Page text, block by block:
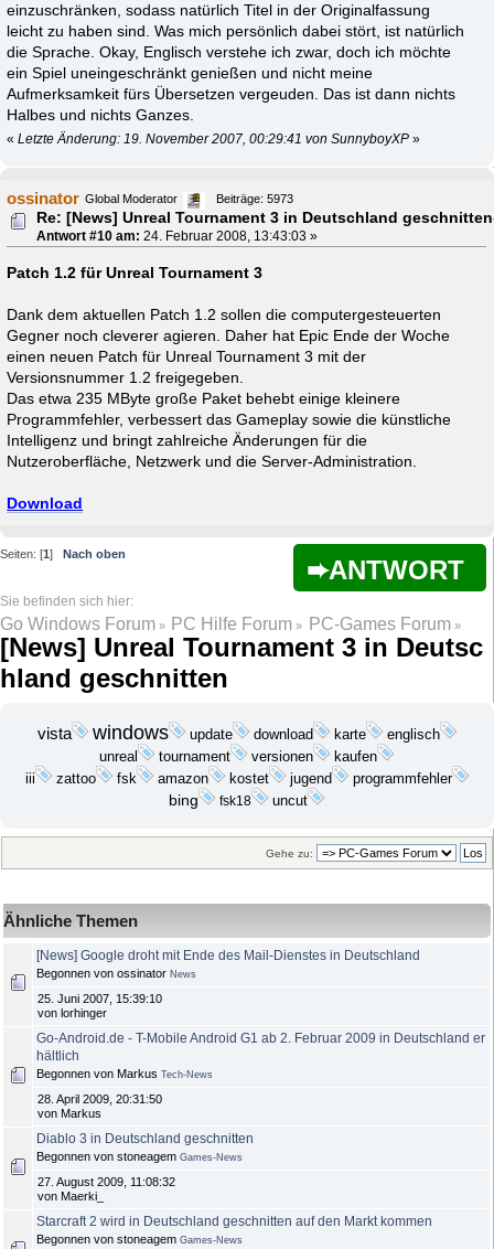
einzuschränken, sodass natürlich Titel in der Originalfassung
leicht zu haben sind. Was mich persönlich dabei stört, ist natürlich
die Sprache. Okay, Englisch verstehe ich zwar, doch ich möchte
ein Spiel uneingeschränkt genießen und nicht meine
Aufmerksamkeit fürs Übersetzen vergeuden. Das ist dann nichts
Halbes und nichts Ganzes.
«Letzte Änderung: 19. November 2007, 00:29:41 von SunnyboyXP »
ossinator Global Moderator Beiträge: 5973
Re: [News] Unreal Tournament 3 in Deutschland geschnitten
Antwort #10 am: 24. Februar 2008, 13:43:03 »
Patch 1.2 für Unreal Tournament 3
Dank dem aktuellen Patch 1.2 sollen die computergesteuerten
Gegner noch cleverer agieren. Daher hat Epic Ende der Woche
einen neuen Patch für Unreal Tournament 3 mit der
Versionsnummer 1.2 freigegeben.
Das etwa 235 MByte große Paket behebt einige kleinere
Programmfehler, verbessert das Gameplay sowie die künstliche
Intelligenz und bringt zahlreiche Änderungen für die
Nutzeroberfläche, Netzwerk und die Server-Administration.
Download
ANTWORT
Seiten: [1 ] Nach oben
Go Windows Forum » PC Hilfe Forum » PC-Games Forum »
[News] Unreal Tournament 3 in Deutsc
hland geschnitten
vista windows update download karte
englisch
unreal
tournament versionen
kaufen
iii
zattoo fsk amazon kostet jugend programmfehler
bing fsk18 uncut
Gehe zu:
Ähnliche Themen
[News] Google droht mit Ende des Mail-Dienstes in Deutschland
Begonnen von ossinator News
25. Juni 2007, 15:39:10
von lorhinger
Go-Android.de - T-Mobile Android G1 ab 2. Februar 2009 in Deutschland er
hältlich
Begonnen von Markus Tech-News
28. April 2009, 20:31:50
von Markus
Diablo 3 in Deutschland geschnitten
Begonnen von stoneagem Games-News
27. August 2009, 11:08:32
von Maerki_
Starcraft 2 wird in Deutschland geschnitten auf den Markt kommen
Begonnen von stoneagem Games-News